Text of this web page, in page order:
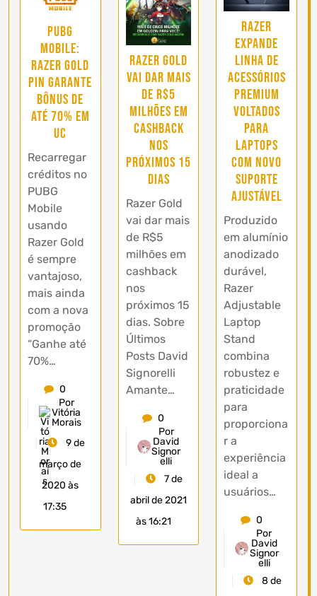
PUBG
Mobile:
Razer Gold
PIN garante
bônus de
até 70% em
UC
Recarregar
créditos no
PUBG
Mobile
usando
Razer Gold
é sempre
vantajoso,
mais ainda
com a nova
promoção
“Ganhe até
70%…
0
Por
Vitória
Morais
9 de
março de
2020 às
17:35
Razer Gold
vai dar mais
de R$5
milhões em
cashback
nos
próximos 15
dias
Razer Gold
vai dar mais
de R$5
milhões em
cashback
nos
próximos 15
dias. Sobre
Últimos
Posts David
Signorelli
Amante…
0
Por
David
Signor
elli
7 de
abril de 2021
às 16:21
Razer
expande
linha de
acessórios
premium
voltados
para
laptops
com novo
suporte
ajustável
Produzido
em alumínio
anodizado
durável,
Razer
Adjustable
Laptop
Stand
combina
robustez e
praticidade
para
proporciona
r a
experiência
ideal a
usuários…
0
Por
David
Signor
elli
8 de